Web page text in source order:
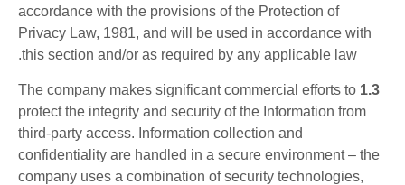
accordance with the provisions of the Protection of
Privacy Law, 1981, and will be used in accordance with
this section and/or as required by any applicable law.
1.3
The company makes significant commercial efforts to
protect the integrity and security of the Information from
third-party access. Information collection and
confidentiality are handled in a secure environment – the
company uses a combination of security technologies,